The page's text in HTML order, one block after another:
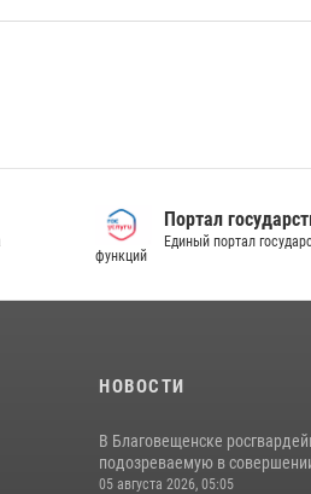
Портал
Единый портал
функций
НОВОСТИ
В Благовещенске
подозреваемую в
05 августа 2026, 05:05